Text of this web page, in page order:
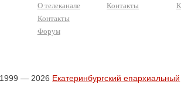
О телеканале
Контакты
Форум
Контакты
— 2026 Екатеринбургский епархиальный